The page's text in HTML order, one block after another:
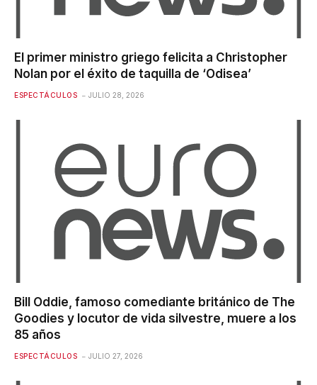
El primer ministro griego felicita a Christopher
Nolan por el éxito de taquilla de ‘Odisea’
ESPECTÁCULOS JULIO 28, 2026
Bill Oddie, famoso comediante británico de The
Goodies y locutor de vida silvestre, muere a los
85 años
ESPECTÁCULOS JULIO 27, 2026